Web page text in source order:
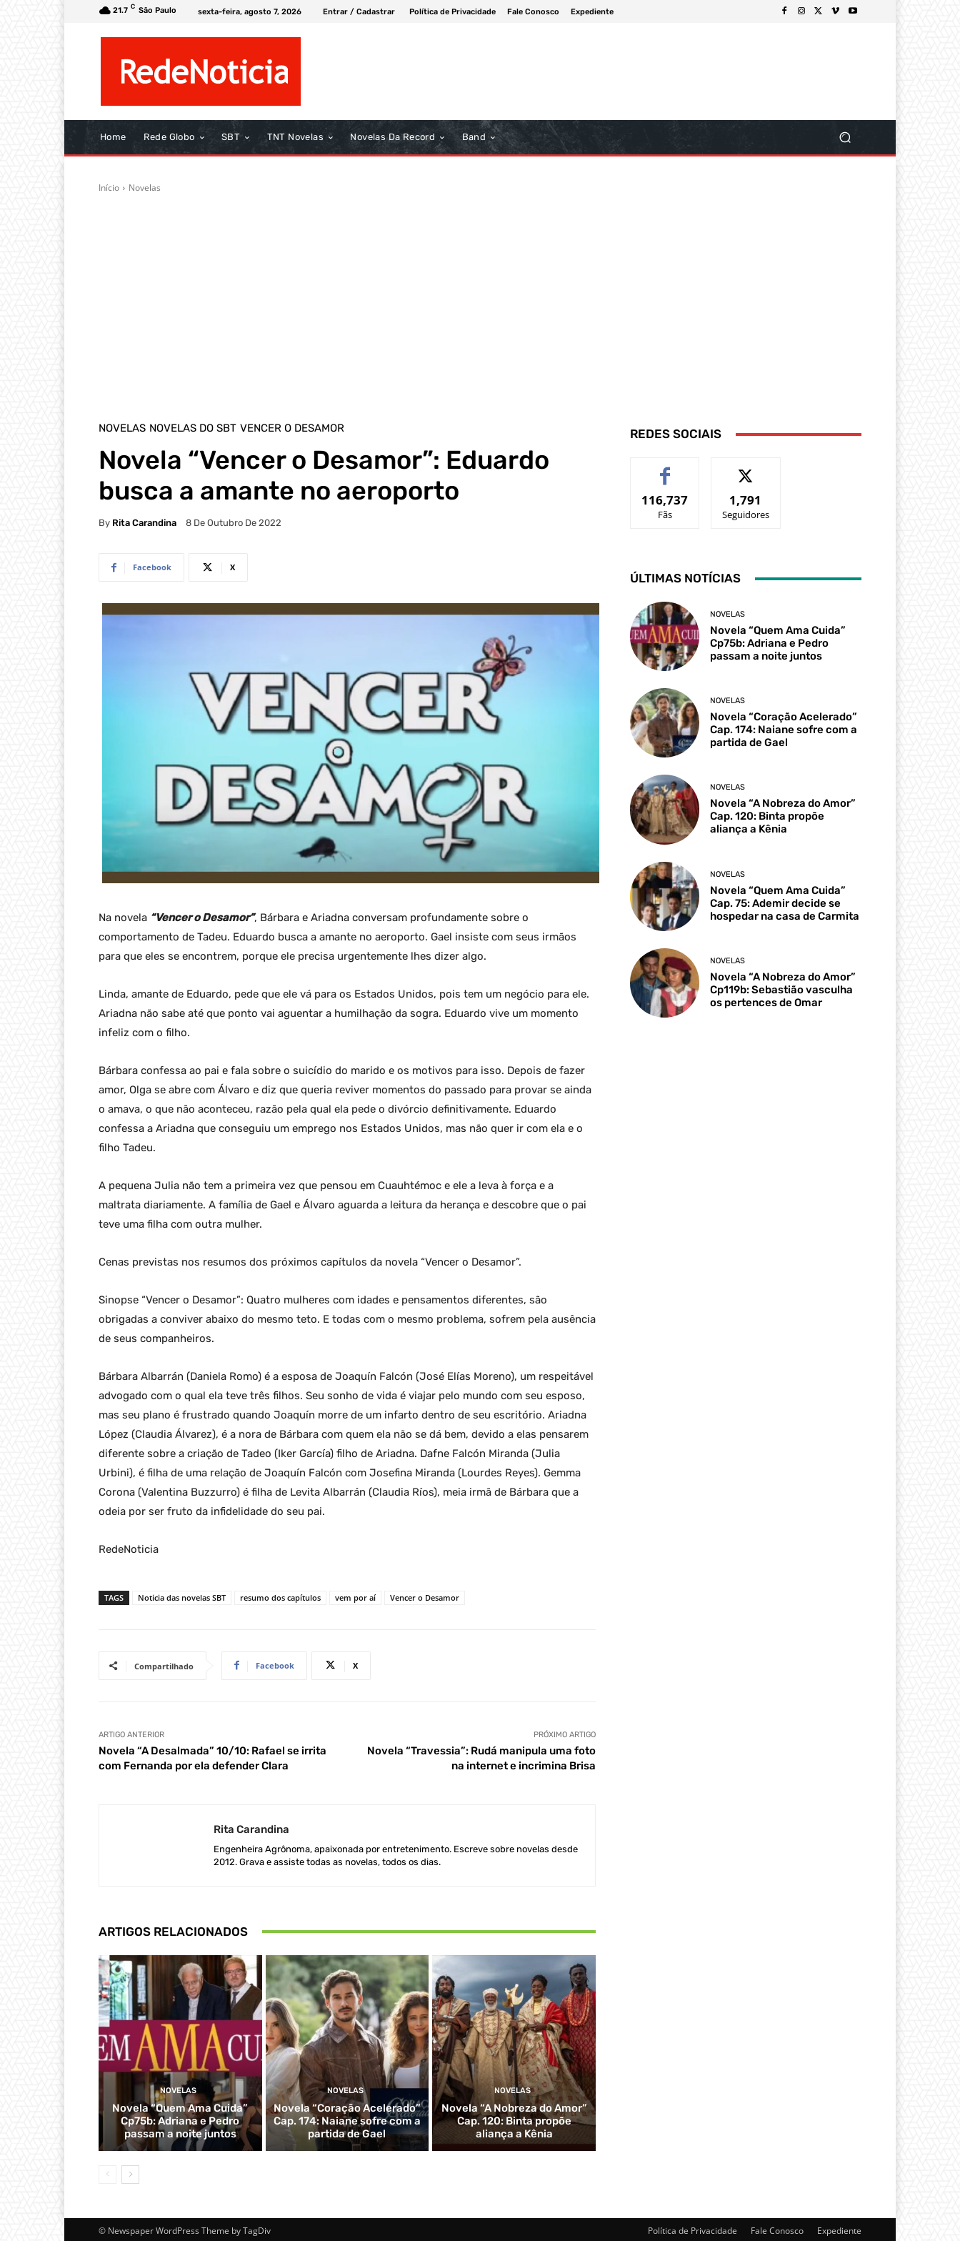
21.7 C São Paulo sexta-feira, agosto 7, 2026 Entrar / Cadastrar Política de Privacidade Fale Conosco Expediente
Home Rede Globo SBT TNT Novelas Novelas Da Record Band
Início Novelas
NOVELAS NOVELAS DO SBT VENCER O DESAMOR
Novela “Vencer o Desamor”: Eduardo
busca a amante no aeroporto
By Rita Carandina 8 De Outubro De 2022
Facebook X
Na novela “Vencer o Desamor”, Bárbara e Ariadna conversam profundamente sobre o
comportamento de Tadeu. Eduardo busca a amante no aeroporto. Gael insiste com seus irmãos
para que eles se encontrem, porque ele precisa urgentemente lhes dizer algo.
Linda, amante de Eduardo, pede que ele vá para os Estados Unidos, pois tem um negócio para ele.
Ariadna não sabe até que ponto vai aguentar a humilhação da sogra. Eduardo vive um momento
infeliz com o filho.
Bárbara confessa ao pai e fala sobre o suicídio do marido e os motivos para isso. Depois de fazer
amor, Olga se abre com Álvaro e diz que queria reviver momentos do passado para provar se ainda
o amava, o que não aconteceu, razão pela qual ela pede o divórcio definitivamente. Eduardo
confessa a Ariadna que conseguiu um emprego nos Estados Unidos, mas não quer ir com ela e o
filho Tadeu.
A pequena Julia não tem a primeira vez que pensou em Cuauhtémoc e ele a leva à força e a
maltrata diariamente. A família de Gael e Álvaro aguarda a leitura da herança e descobre que o pai
teve uma filha com outra mulher.
Cenas previstas nos resumos dos próximos capítulos da novela “Vencer o Desamor”.
Sinopse “Vencer o Desamor”: Quatro mulheres com idades e pensamentos diferentes, são
obrigadas a conviver abaixo do mesmo teto. E todas com o mesmo problema, sofrem pela ausência
de seus companheiros.
Bárbara Albarrán (Daniela Romo) é a esposa de Joaquín Falcón (José Elías Moreno), um respeitável
advogado com o qual ela teve três filhos. Seu sonho de vida é viajar pelo mundo com seu esposo,
mas seu plano é frustrado quando Joaquín morre de um infarto dentro de seu escritório. Ariadna
López (Claudia Álvarez), é a nora de Bárbara com quem ela não se dá bem, devido a elas pensarem
diferente sobre a criação de Tadeo (Iker García) filho de Ariadna. Dafne Falcón Miranda (Julia
Urbini), é filha de uma relação de Joaquín Falcón com Josefina Miranda (Lourdes Reyes). Gemma
Corona (Valentina Buzzurro) é filha de Levita Albarrán (Claudia Ríos), meia irmã de Bárbara que a
odeia por ser fruto da infidelidade do seu pai.
RedeNoticia
TAGS Noticia das novelas SBT resumo dos capítulos vem por aí Vencer o Desamor
Compartilhado Facebook X
ARTIGO ANTERIOR
Novela “A Desalmada” 10/10: Rafael se irrita
com Fernanda por ela defender Clara
PRÓXIMO ARTIGO
Novela “Travessia”: Rudá manipula uma foto
na internet e incrimina Brisa
Rita Carandina
Engenheira Agrônoma, apaixonada por entretenimento. Escreve sobre novelas desde
2012. Grava e assiste todas as novelas, todos os dias.
ARTIGOS RELACIONADOS
NOVELAS
Novela “Quem Ama Cuida”
Cp75b: Adriana e Pedro
passam a noite juntos
NOVELAS
Novela “Coração Acelerado”
Cap. 174: Naiane sofre com a
partida de Gael
NOVELAS
Novela “A Nobreza do Amor”
Cap. 120: Binta propõe
aliança a Kênia
REDES SOCIAIS
116,737
Fãs
1,791
Seguidores
ÚLTIMAS NOTÍCIAS
NOVELAS
Novela “Quem Ama Cuida”
Cp75b: Adriana e Pedro
passam a noite juntos
NOVELAS
Novela “Coração Acelerado”
Cap. 174: Naiane sofre com a
partida de Gael
NOVELAS
Novela “A Nobreza do Amor”
Cap. 120: Binta propõe
aliança a Kênia
NOVELAS
Novela “Quem Ama Cuida”
Cap. 75: Ademir decide se
hospedar na casa de Carmita
NOVELAS
Novela “A Nobreza do Amor”
Cp119b: Sebastião vasculha
os pertences de Omar
Política de Privacidade Fale Conosco Expediente
© Newspaper WordPress Theme by TagDiv